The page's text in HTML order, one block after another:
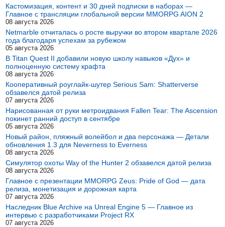
Кастомизация, контент и 30 дней подписки в наборах —
Главное с трансляции глобальной версии MMORPG AION 2
08 августа 2026
Netmarble отчиталась о росте выручки во втором квартале 2026
года благодаря успехам за рубежом
05 августа 2026
В Titan Quest II добавили новую школу навыков «Дух» и
полноценную систему крафта
08 августа 2026
Кооперативный роуглайк-шутер Serious Sam: Shatterverse
обзавелся датой релиза
07 августа 2026
Нарисованная от руки метроидвания Fallen Tear: The Ascension
покинет ранний доступ в сентябре
05 августа 2026
Новый район, пляжный волейбол и два персонажа — Детали
обновления 1.3 для Neverness to Everness
08 августа 2026
Симулятор охоты Way of the Hunter 2 обзавелся датой релиза
08 августа 2026
Главное с презентации MMORPG Zeus: Pride of God — дата
релиза, монетизация и дорожная карта
07 августа 2026
Наследник Blue Archive на Unreal Engine 5 — Главное из
интервью с разработчиками Project RX
07 августа 2026